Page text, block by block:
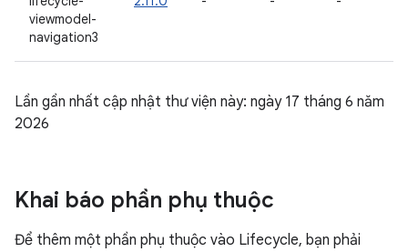
viewmodel-
navigation3
Lần gần nhất cập nhật thư viện này: ngày 17 tháng 6 năm
2026
Khai báo phần phụ thuộc
Để thêm một phần phụ thuộc vào Lifecycle, bạn phải